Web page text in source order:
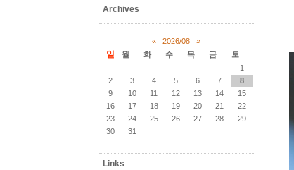
Archives
« 2026/08 »
일 월 화 수 목 금
토
1
2
3 4 5 6 7
8
9
10 11 12 13 14
15
16
17 18 19 20 21
22
23
24 25 26 27 28
29
30
31
Links